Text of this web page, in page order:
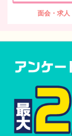
面会・求人